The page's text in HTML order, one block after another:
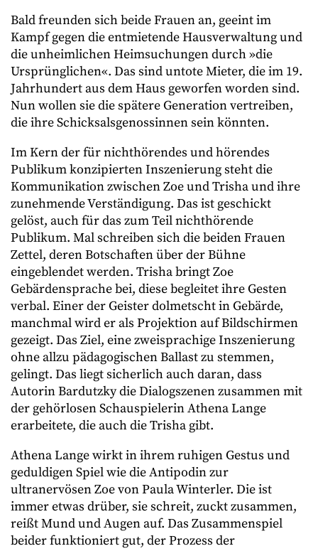
Bald freunden sich beide Frauen an, geeint im
Kampf gegen die entmietende Hausverwaltung und
die unheimlichen Heimsuchungen durch »die
Ursprünglichen«. Das sind untote Mieter, die im 19.
Jahrhundert aus dem Haus geworfen worden sind.
Nun wollen sie die spätere Generation vertreiben,
die ihre Schicksalsgenossinnen sein könnten.
Im Kern der für nichthörendes und hörendes
Publikum konzipierten Inszenierung steht die
Kommunikation zwischen Zoe und Trisha und ihre
zunehmende Verständigung. Das ist geschickt
gelöst, auch für das zum Teil nichthörende
Publikum. Mal schreiben sich die beiden Frauen
Zettel, deren Botschaften über der Bühne
eingeblendet werden. Trisha bringt Zoe
Gebärdensprache bei, diese begleitet ihre Gesten
verbal. Einer der Geister dolmetscht in Gebärde,
manchmal wird er als Projektion auf Bildschirmen
gezeigt. Das Ziel, eine zweisprachige Inszenierung
ohne allzu pädagogischen Ballast zu stemmen,
gelingt. Das liegt sicherlich auch daran, dass
Autorin Bardutzky die Dialogszenen zusammen mit
der gehörlosen Schauspielerin Athena Lange
erarbeitete, die auch die Trisha gibt.
Athena Lange wirkt in ihrem ruhigen Gestus und
geduldigen Spiel wie die Antipodin zur
ultranervösen Zoe von Paula Winterler. Die ist
immer etwas drüber, sie schreit, zuckt zusammen,
reißt Mund und Augen auf. Das Zusammenspiel
beider funktioniert gut, der Prozess der